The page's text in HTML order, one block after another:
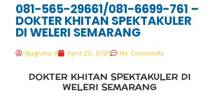
081-565-29661/081-6699-761 –
DOKTER KHITAN SPEKTAKULER
DI WELERI SEMARANG
Nugroho A April 20, 2021 No Comments
DOKTER KHITAN SPEKTAKULER DI
WELERI SEMARANG